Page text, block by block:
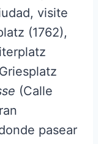
visite
(1762),
(Calle
pasear